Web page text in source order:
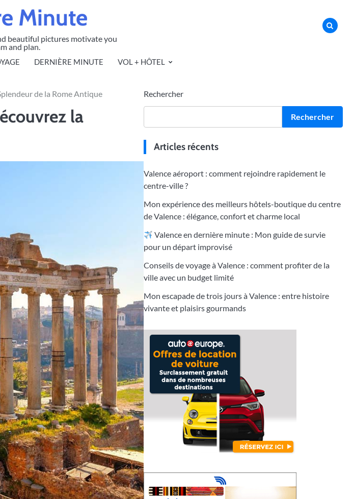
Minute
beautiful pictures motivate you
and plan.
DERNIÈRE MINUTE VOL + HÔTEL
de la Rome Antique
la
Rechercher
Rechercher
Articles récents
Valence aéroport : comment rejoindre rapidement le
centre-ville ?
Mon expérience des meilleurs hôtels-boutique du centre
de Valence : élégance, confort et charme local
Valence en dernière minute : Mon guide de survie
pour un départ improvisé
Conseils de voyage à Valence : comment profiter de la
ville avec un budget limité
Mon escapade de trois jours à Valence : entre histoire
vivante et plaisirs gourmands